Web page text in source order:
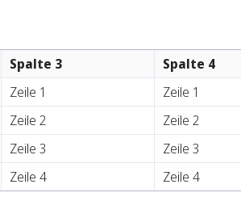
Spalte 3
Spalte 4
Zeile 1
Zeile 1
Zeile 2
Zeile 2
Zeile 3
Zeile 3
Zeile 4 Zeile 4